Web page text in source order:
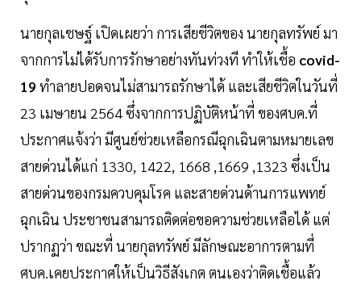
นายกุลเชษฐ์ เปิดเผยว่า การเสียชีวิตของ นายกุลทรัพย์ มา
จากการไม่ได้รับการรักษาอย่างทันท่วงที ทำให้เชื้อ covid-
19 ทำลายปอดจนไม่สามารถรักษาได้ และเสียชีวิตในวันที่
23 เมษายน 2564 ซึ่งจากการปฏิบัติหน้าที่ ของศบค.ที่
ประกาศแจ้งว่า มีศูนย์ช่วยเหลือกรณีฉุกเฉินตามหมายเลข
สายด่วนได้แก่ 1330, 1422, 1668 ,1669 ,1323 ซึ่งเป็น
สายด่วนของกรมควบคุมโรค และสายด่วนด้านการแพทย์
ฉุกเฉิน ประชาชนสามารถติดต่อขอความช่วยเหลือได้ แต่
ปรากฏว่า ขณะที่ นายกุลทรัพย์ มีลักษณะอาการตามที่
ศบค.เคยประกาศให้เป็นวิธีสังเกต ตนเองว่าติดเชื้อแล้ว